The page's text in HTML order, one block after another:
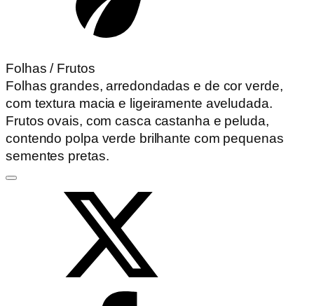
Folhas / Frutos
Folhas grandes, arredondadas e de cor verde,
com textura macia e ligeiramente aveludada.
Frutos ovais, com casca castanha e peluda,
contendo polpa verde brilhante com pequenas
sementes pretas.